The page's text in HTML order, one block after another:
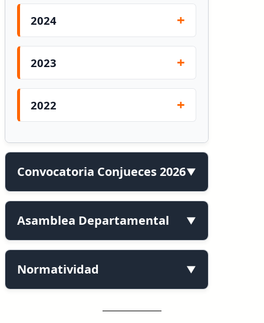
2024
2023
2022
Convocatoria Conjueces 2026
Asamblea Departamental
Normatividad